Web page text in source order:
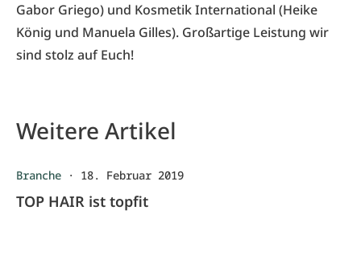
Gabor Griego) und Kosmetik International (Heike
König und Manuela Gilles). Großartige Leistung wir
sind stolz auf Euch!
Weitere Artikel
Branche · 18. Februar 2019
TOP HAIR ist topfit